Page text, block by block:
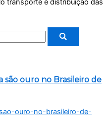
são ouro no Brasileiro de